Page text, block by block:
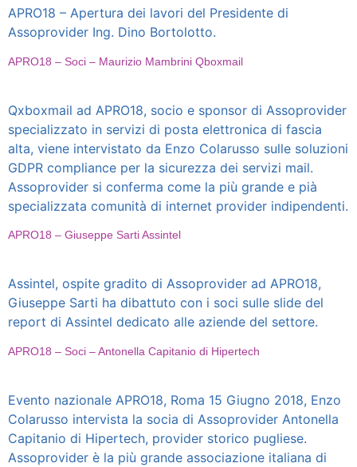
APRO18 – Apertura dei lavori del Presidente di
Assoprovider Ing. Dino Bortolotto.
APRO18 – Soci – Maurizio Mambrini Qboxmail
Qxboxmail ad APRO18, socio e sponsor di Assoprovider
specializzato in servizi di posta elettronica di fascia
alta, viene intervistato da Enzo Colarusso sulle soluzioni
GDPR compliance per la sicurezza dei servizi mail.
Assoprovider si conferma come la più grande e pià
specializzata comunità di internet provider indipendenti.
APRO18 – Giuseppe Sarti Assintel
Assintel, ospite gradito di Assoprovider ad APRO18,
Giuseppe Sarti ha dibattuto con i soci sulle slide del
report di Assintel dedicato alle aziende del settore.
APRO18 – Soci – Antonella Capitanio di Hipertech
Evento nazionale APRO18, Roma 15 Giugno 2018, Enzo
Colarusso intervista la socia di Assoprovider Antonella
Capitanio di Hipertech, provider storico pugliese.
Assoprovider è la più grande associazione italiana di